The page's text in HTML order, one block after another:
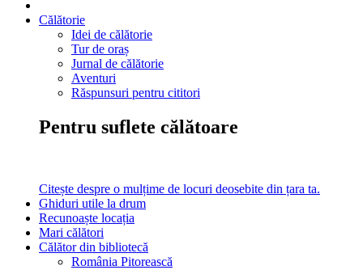
Călătorie
Idei de călătorie
Tur de oraș
Jurnal de călătorie
Aventuri
Răspunsuri pentru cititori
Pentru suflete călătoare
Citește despre o mulțime de locuri deosebite din țara ta.
Ghiduri utile la drum
Recunoaște locația
Mari călători
Călător din bibliotecă
România Pitorească